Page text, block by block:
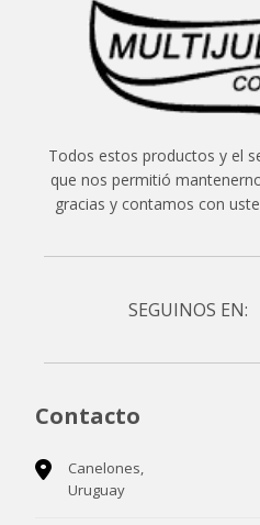
Todos estos productos y el
que nos permitió
gracias y contamos con
SEGUINOS EN:
Contacto
Canelones,
Uruguay